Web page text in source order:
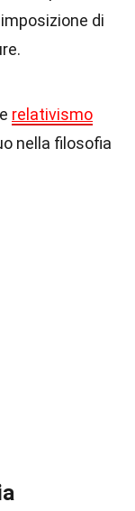
di
relativismo
nella filosofia